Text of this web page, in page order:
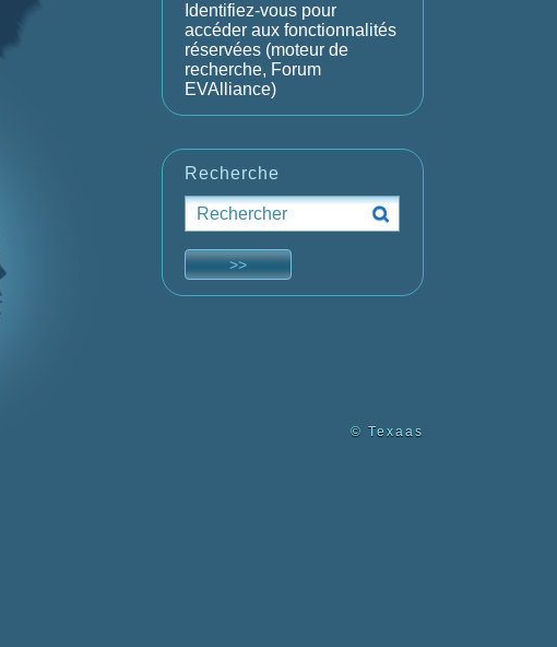
Identifiez-vous pour
accéder aux fonctionnalités
réservées (moteur de
recherche, Forum
EVAlliance)
Recherche
© Texaas